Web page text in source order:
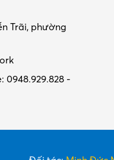
Trãi, phường
0948.929.828 -